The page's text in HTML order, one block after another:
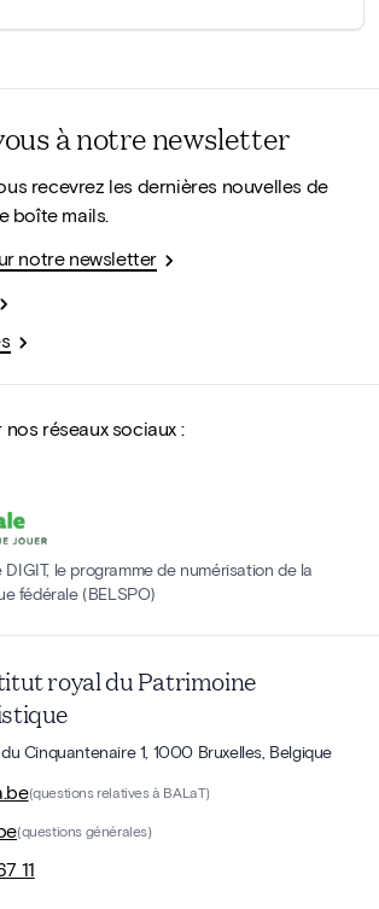
à notre newsletter
recevrez les dernières nouvelles de
boîte mails.
notre newsletter
réseaux sociaux :
le programme de numérisation de la
fédérale (BELSPO)
royal du Patrimoine
Cinquantenaire 1, 1000 Bruxelles, Belgique
(questions relatives à BALaT)
(questions générales)
11